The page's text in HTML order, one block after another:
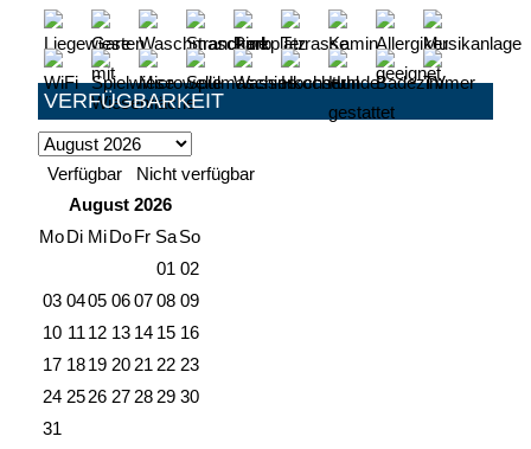
VERFÜGBARKEIT
Verfügbar
Nicht verfügbar
August 2026
MoDi MiDoFr SaSo
01 02
03 0405 06 0708 09
10 11 12 13 14 15 16
17 1819 20 21 22 23
24 2526 27 28 29 30
31